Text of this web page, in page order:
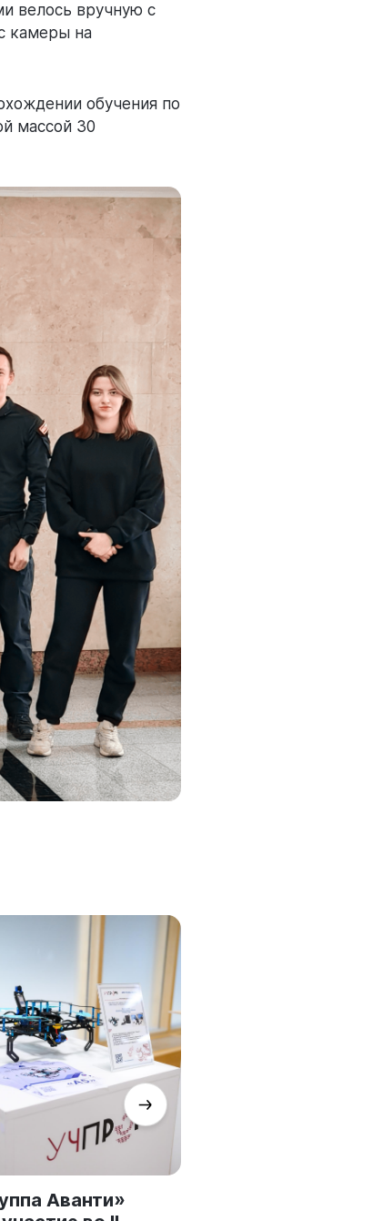
велось вручную с
камеры на
обучения по
массой 30
Аванти»